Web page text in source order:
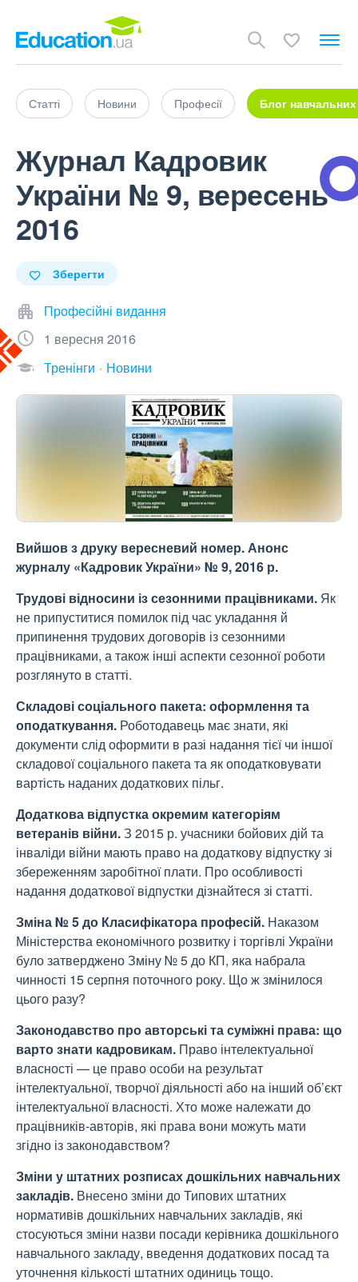
Статті Новини Професії Блог навчальних
Журнал Кадровик
України № 9, вересень
2016
Зберегти
Професійні видання
1 вересня 2016
Тренінги
Новини
Вийшов з друку вересневий номер. Анонс
журналу «Кадровик України» № 9, 2016 р.
Трудові відносини із сезонними працівниками. Як
не припуститися помилок під час укладання й
припинення трудових договорів із сезонними
працівниками, а також інші аспекти сезонної роботи
розглянуто в статті.
Складові соціального пакета: оформлення та
оподаткування. Роботодавець має знати, які
документи слід оформити в разі надання тієї чи іншої
складової соціального пакета та як оподатковувати
вартість наданих додаткових пільг.
Додаткова відпустка окремим категоріям
ветеранів війни.З 2015 р. учасники бойових дій та
інваліди війни мають право на додаткову відпустку зі
збереженням заробітної плати. Про особливості
надання додаткової відпустки дізнайтеся зі статті.
Зміна № 5 до Класифікатора професій. Наказом
Міністерства економічного розвитку і торгівлі України
було затверджено Зміну № 5 до КП, яка набрала
чинності 15 серпня поточного року. Що ж змінилося
цього разу?
Законодавство про авторські та суміжні права: що
варто знати кадровикам. Право інтелектуальної
власності — це право особи на результат
інтелектуальної, творчої діяльності або на інший об’єкт
інтелектуальної власності. Хто може належати до
працівників-авторів, які права вони можуть мати
згідно із законодавством?
Зміни у штатних розписах дошкільних навчальних
закладів. Внесено зміни до Типових штатних
нормативів дошкільних навчальних закладів, які
стосуються зміни назви посади керівника дошкільного
навчального закладу, введення додаткових посад та
уточнення кількості штатних одиниць тощо.